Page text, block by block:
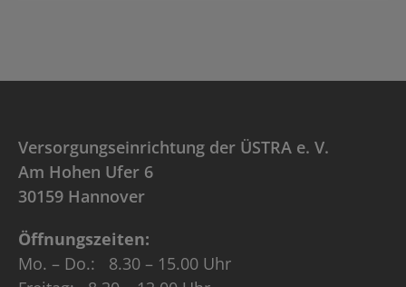
Versorgungseinrichtung der ÜSTRA e. V.
Am Hohen Ufer 6
30159 Hannover
Öffnungszeiten:
Mo. – Do.: 8.30 – 15.00 Uhr